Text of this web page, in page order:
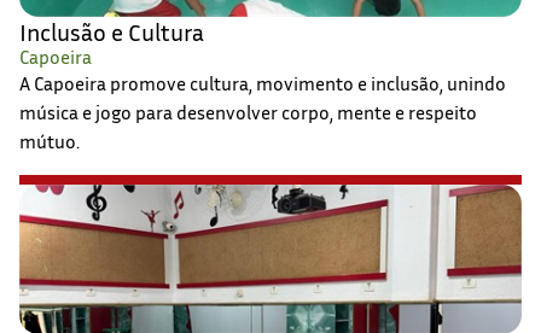
Inclusão e Cultura
Capoeira
A Capoeira promove cultura, movimento e inclusão, unindo
música e jogo para desenvolver corpo, mente e respeito
mútuo.